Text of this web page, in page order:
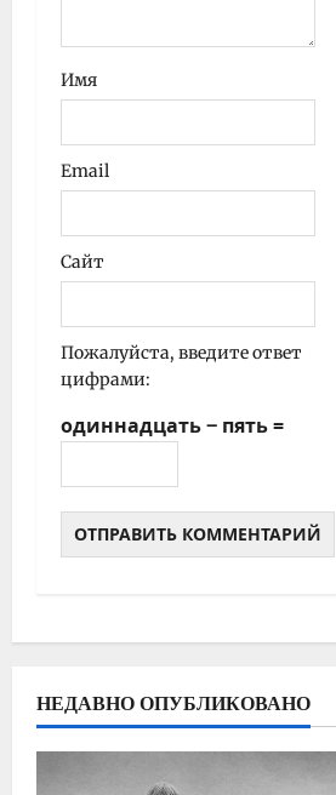
Имя
Email
Сайт
Пожалуйста, введите ответ
цифрами:
одиннадцать − пять =
НЕДАВНО ОПУБЛИКОВАНО